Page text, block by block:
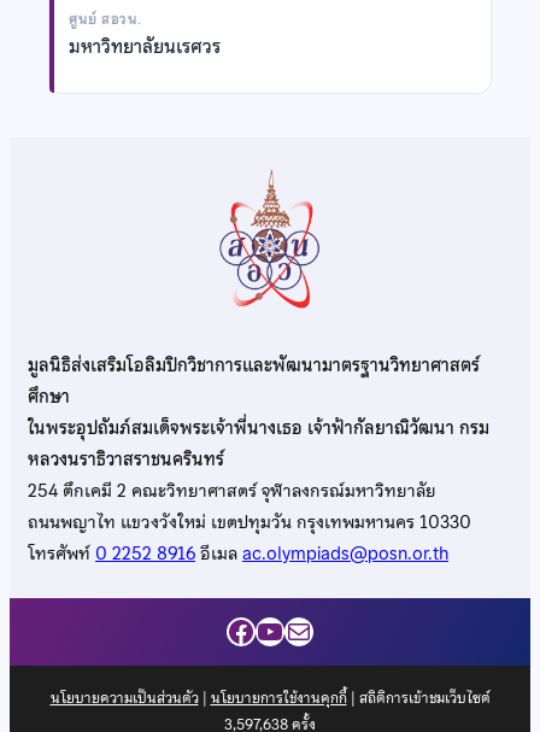
ศูนย์ สอวน.
มหาวิทยาลัยนเรศวร
มูลนิธิส่งเสริมโอลิมปิกวิชาการและพัฒนามาตรฐานวิทยาศาสตร์
ศึกษา
ในพระอุปถัมภ์สมเด็จพระเจ้าพี่นางเธอ เจ้าฟ้ากัลยาณิวัฒนา กรม
หลวงนราธิวาสราชนครินทร์
254 ตึกเคมี 2 คณะวิทยาศาสตร์ จุฬาลงกรณ์มหาวิทยาลัย
ถนนพญาไท แขวงวังใหม่ เขตปทุมวัน กรุงเทพมหานคร 10330
โทรศัพท์0 2252 8916อีเมลac.olympiads@posn.or.th
Facebook
YouTube
Mail
นโยบายความเป็นส่วนตัว| นโยบายการใช้งานคุกกี้| สถิติการเข้าชมเว็บไซต์
3,597,638ครั้ง